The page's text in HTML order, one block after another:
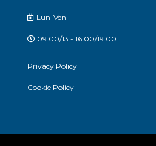
Lun-Ven
09:00/13 - 16:00/19:00
Privacy Policy
Cookie Policy